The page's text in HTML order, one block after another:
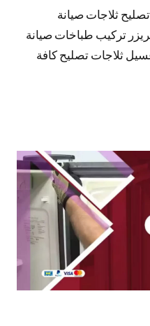
تعليقات
ثلاجات صيانة
تركيب طباخات صيانة
ثلاجات تصليح كافة